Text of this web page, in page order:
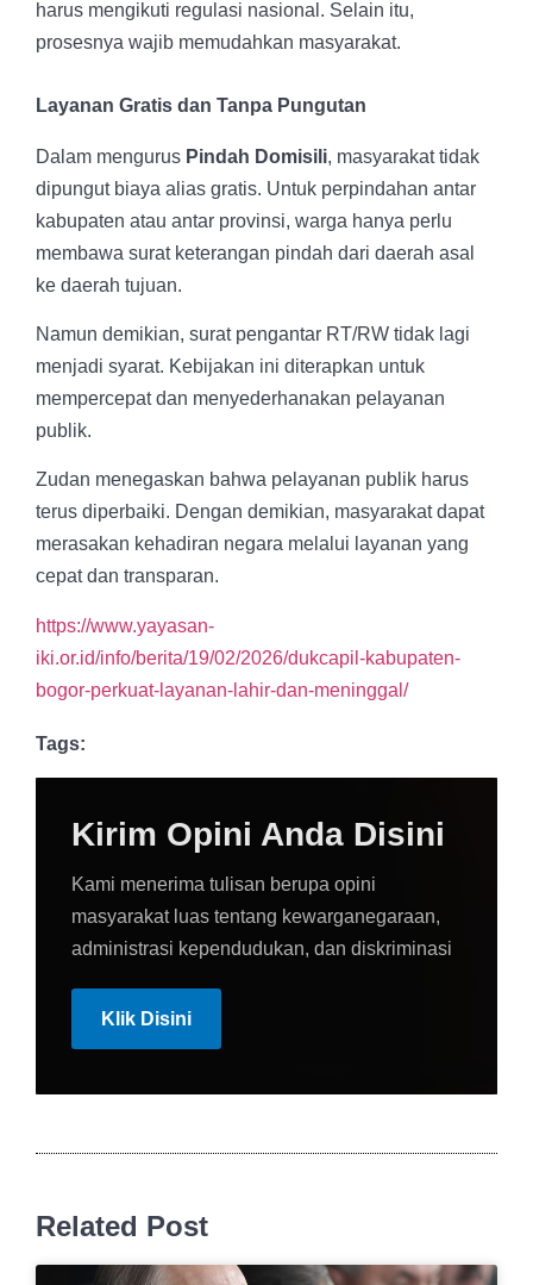
harus mengikuti regulasi nasional. Selain itu,
prosesnya wajib memudahkan masyarakat.
Layanan Gratis dan Tanpa Pungutan
Dalam mengurus Pindah Domisili, masyarakat tidak
dipungut biaya alias gratis. Untuk perpindahan antar
kabupaten atau antar provinsi, warga hanya perlu
membawa surat keterangan pindah dari daerah asal
ke daerah tujuan.
Namun demikian, surat pengantar RT/RW tidak lagi
menjadi syarat. Kebijakan ini diterapkan untuk
mempercepat dan menyederhanakan pelayanan
publik.
Zudan menegaskan bahwa pelayanan publik harus
terus diperbaiki. Dengan demikian, masyarakat dapat
merasakan kehadiran negara melalui layanan yang
cepat dan transparan.
https://www.yayasan-
iki.or.id/info/berita/19/02/2026/dukcapil-kabupaten-
bogor-perkuat-layanan-lahir-dan-meninggal/
Tags:
Kirim Opini Anda Disini
Kami menerima tulisan berupa opini
masyarakat luas tentang kewarganegaraan,
administrasi kependudukan, dan diskriminasi
Klik Disini
Related Post